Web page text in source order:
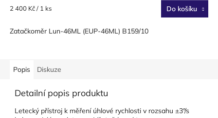
Měrná
2 400 Kč / 1 ks Do košíku
Zatačkoměr Lun-46ML (EUP-46ML) B159/10
Popis Diskuze
Detailní popis produktu
Letecký přístroj k měření úhlové rychlosti v rozsahu ±3°/s